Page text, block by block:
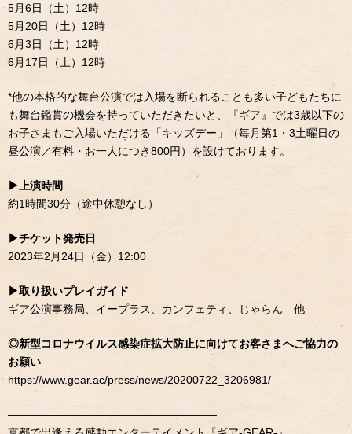
5月6日（土）12時
5月20日（土）12時
6月3日（土）12時
6月17日（土）12時
*他の本格的な舞台公演では入場を断られることも多い子どもたちに
も舞台鑑賞の機会を持っていただきたいと、『ギア』では3歳以下の
お子さまもご入場いただける「キッズデー」（毎月第1・3土曜日の
昼公演／有料・お一人につき800円）を設けております。
▶︎上演時間
約1時間30分（途中休憩なし）
▶︎チケット発売日
2023年2月24日（金）12:00
▶︎取り扱いプレイガイド
ギア公演事務局、イープラス、カンフェティ、じゃらん 他
◎新型コロナウイルス感染症拡大防止に向けてお客さまへご協力の
お願い
https://www.gear.ac/press/news/20200722_3206981/
———————————————————